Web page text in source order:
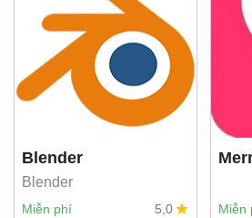
Blender
Blender
Miễn phí 5,0 Miễn